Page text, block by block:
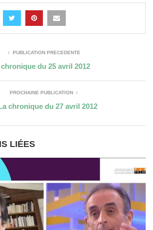
PUBLICATION PRÉCÉDENTE
chronique du 25 avril 2012
PROCHAINE PUBLICATION
chronique du 27 avril 2012
LIÉES